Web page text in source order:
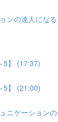
ンの達人にな
5】 (17:37)
5】 (21:00)
ニケーション